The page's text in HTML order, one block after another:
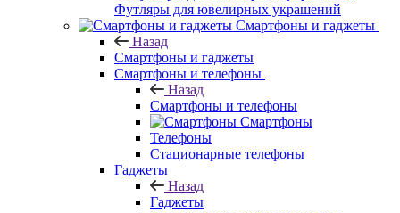
Футляры для ювелирных украшений
Смартфоны и гаджеты
Назад
Смартфоны и гаджеты
Смартфоны и телефоны
Назад
Смартфоны и телефоны
Смартфоны
Телефоны
Стационарные телефоны
Гаджеты
Назад
Гаджеты